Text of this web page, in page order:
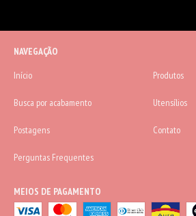
NAVEGAÇÃO
Início
Produtos
Busca por acabamento Utensílios
Postagens Contato
Perguntas Frequentes
MEIOS DE PAGAMENTO